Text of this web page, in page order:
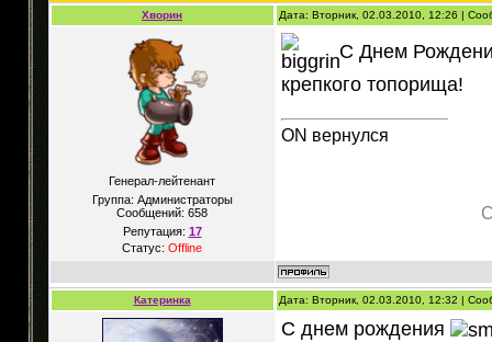
Хворин Дата: Вторник, 02.03.2010, 12:26 |
Генерал-лейтенант
Группа: Администраторы
Сообщений: 658
Репутация: 17
Статус: Offline
С Днем
крепкого топорища!
ON вернулся
Катеринка Дата: Вторник, 02.03.2010, 12:32 |
С днем рождения